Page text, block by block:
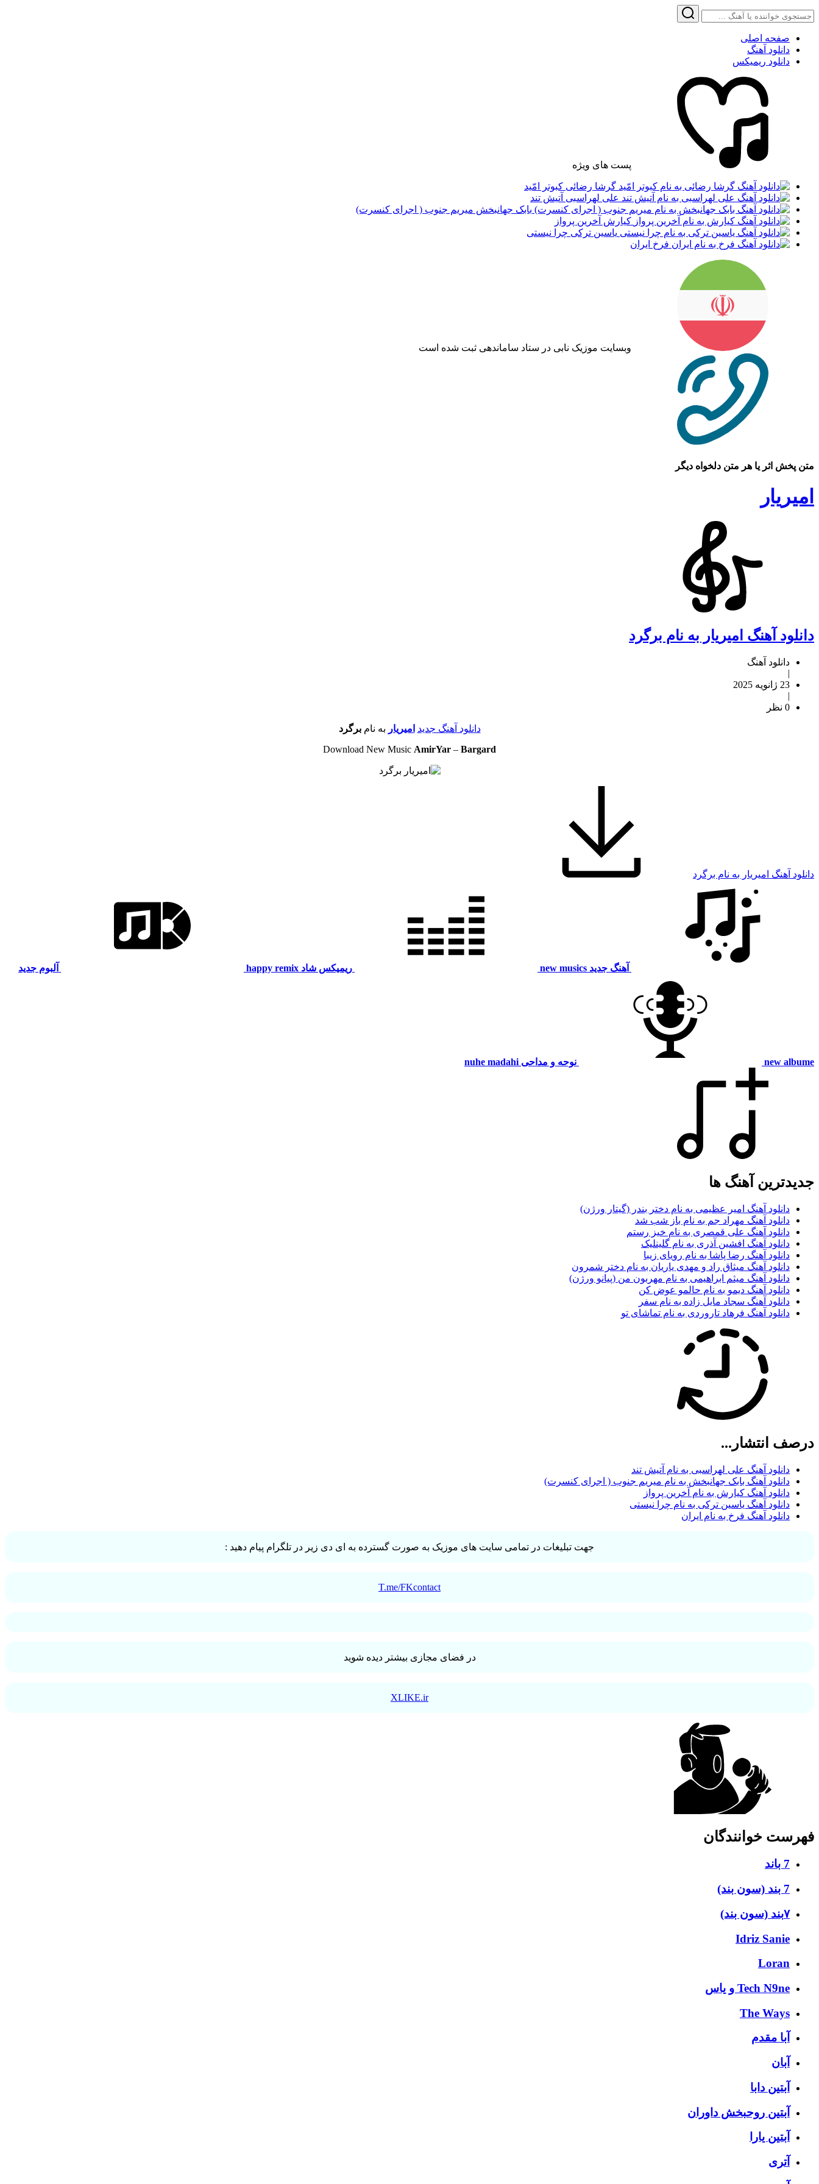
صفحه اصلی
دانلود آهنگ
دانلود ریمیکس
پست های ویژه
گرشا رضائی کبوتر امّید
علی لهراسبی آتیش تند
بابک جهانبخش میریم جنوب ( اجرای کنسرت)
کیارش آخرین پرواز
یاسین ترکی چرا نیستی
فرخ ایران
وبسایت موزیک نابی در ستاد ساماندهی ثبت شده است
متن پخش اثر یا هر متن دلخواه دیگر
امیریار
دانلود آهنگ امیریار به نام برگرد
دانلود آهنگ
|
23 ژانویه 2025
|
0 نظر
دانلود آهنگ جدید امیریار به نامبرگرد
Download New Music AmirYar – Bargard
دانلود آهنگ امیریار به نام برگرد
آهنگ جدید new musics ریمیکس شاد happy remix آلبوم جدید
new albume نوحه و مداحی nuhe madahi
جدیدترین آهنگ ها
دانلود آهنگ امیر عظیمی به نام دختر بندر (گیتار ورژن)
دانلود آهنگ مهراد جم به نام باز شب شد
دانلود آهنگ علی قمصری به نام خیز رستم
دانلود آهنگ افشین آذری به نام گلینلیک
دانلود آهنگ رضا پاشا به نام رویای زیبا
دانلود آهنگ میثاق راد و مهدی یاریان به نام دختر شمرون
دانلود آهنگ میثم ابراهیمی به نام مهربون من (پیانو ورژن)
دانلود آهنگ دیمو به نام حالمو عوض کن
دانلود آهنگ سجاد مایل زاده به نام سفر
دانلود آهنگ فرهاد تاروردی به نام تماشای تو
درصف انتشار...
دانلود آهنگ علی لهراسبی به نام آتیش تند
دانلود آهنگ بابک جهانبخش به نام میریم جنوب ( اجرای کنسرت)
دانلود آهنگ کیارش به نام آخرین پرواز
دانلود آهنگ یاسین ترکی به نام چرا نیستی
دانلود آهنگ فرخ به نام ایران
جهت تبلیغات در تمامی سایت های موزیک به صورت گسترده به ای دی زیر در تلگرام پیام دهید :
T.me/FKcontact
در فضای مجازی بیشتر دیده شوید
XLIKE.ir
فهرست خوانندگان
7 باند
7 بند (سون بند)
۷بند (سون بند)
Idriz Sanie
Loran
Tech N9ne و یاس
The Ways
آبا مقدم
آبان
آبتین دابا
آبتین روحبخش داوران
آبتین یارا
آتری